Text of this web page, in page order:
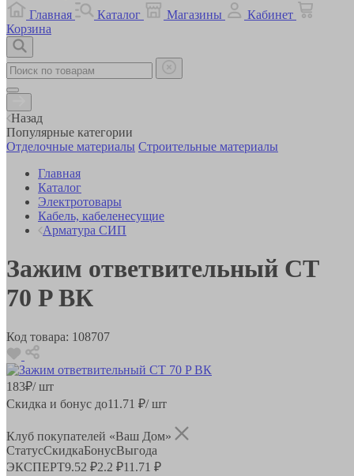
Главная
Каталог Магазины
Кабинет
Корзина
Назад
Популярные категории
Отделочные материалы Строительные материалы
Главная
Каталог
Электротовары
Кабель, кабеленесущие
Арматура СИП
Зажим ответвительный CT
70 P ВК
Код товара: 108707
183₽/ шт
Скидка и бонус до11.71 ₽/ шт
Клуб покупателей «Ваш Дом»
СтатусСкидкаБонусВыгода
ЭКСПЕРТ9.52 ₽2.2 ₽11.71 ₽